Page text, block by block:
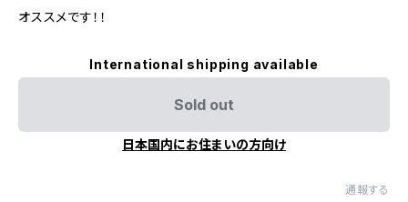
オススメです！！
International shipping available
Sold out
日本国内にお住まいの方向け
通報する